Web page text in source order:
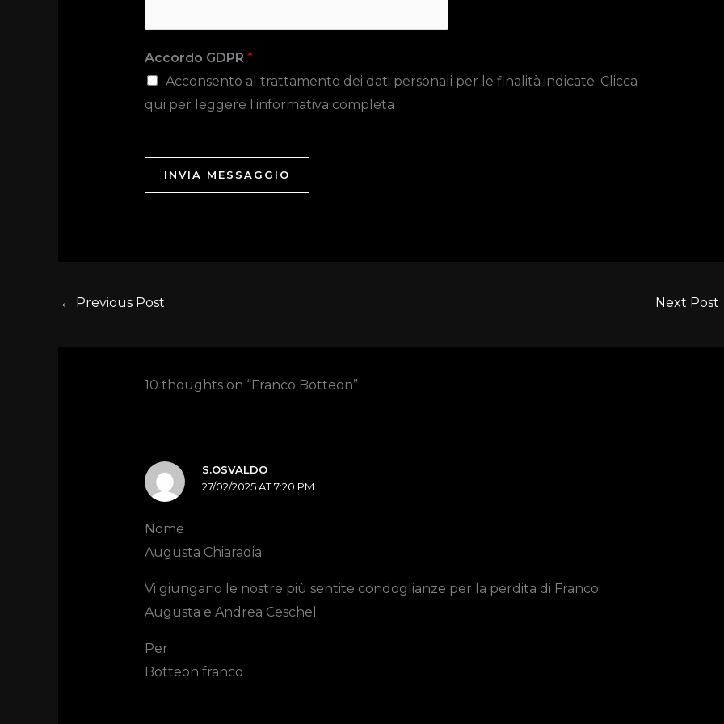
Accordo GDPR *
Acconsento al trattamento dei dati personali per le finalità indicate. Clicca
qui per leggere l'informativa completa
INVIA MESSAGGIO
← Previous Post Next Post
10 thoughts on “Franco Botteon”
S.OSVALDO
27/02/2025 AT 7:20 PM
Nome
Augusta Chiaradia
Vi giungano le nostre più sentite condoglianze per la perdita di Franco.
Augusta e Andrea Ceschel.
Per
Botteon franco